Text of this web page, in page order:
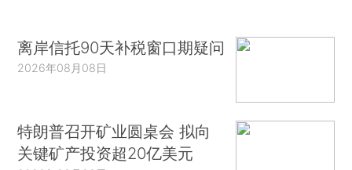
离岸信托90天补税窗口期疑问
2026年08月08日
特朗普召开矿业圆桌会 拟向
关键矿产投资超20亿美元